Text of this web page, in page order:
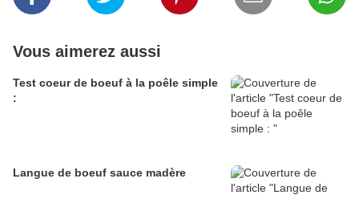
Vous aimerez aussi
Test coeur de boeuf à la poêle simple
:
Langue de boeuf sauce madère